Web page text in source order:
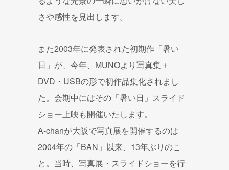
さや感性を見出します。
また2003年に発表された初期作「暑い
日」が、今年、MUNOより写真集＋
DVD・USBの形で初作品集化されまし
た。会期中にはその「暑い日」スライド
ショー上映も開催いたします。
A-chanが大阪で写真展を開催するのは
2004年の「BAN」以来、13年ぶりのこ
と。当時、写真展・スライドショーを行